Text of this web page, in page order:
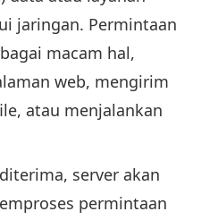
jaringan. Permintaan
macam hal,
web, mengirim
atau menjalankan
server akan
permintaan